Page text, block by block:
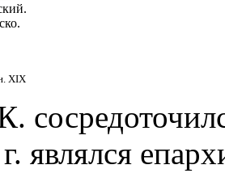
XIX
являлся